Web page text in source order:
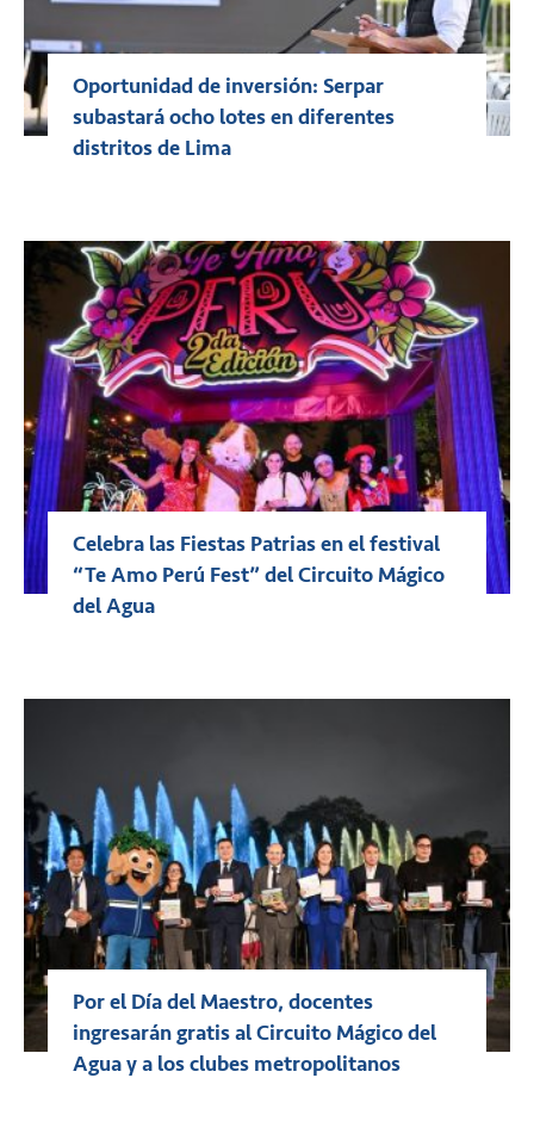
Oportunidad de inversión: Serpar
subastará ocho lotes en diferentes
distritos de Lima
Celebra las Fiestas Patrias en el festival
“Te Amo Perú Fest” del Circuito Mágico
del Agua
Por el Día del Maestro, docentes
ingresarán gratis al Circuito Mágico del
Agua y a los clubes metropolitanos